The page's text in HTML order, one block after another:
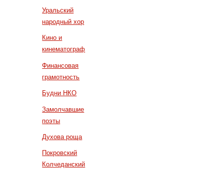
Уральский
народный хор
Кино и
кинематограф
Финансовая
грамотность
Будни НКО
Замолчавшие
поэты
Духова роща
Покровский
Колчеданский